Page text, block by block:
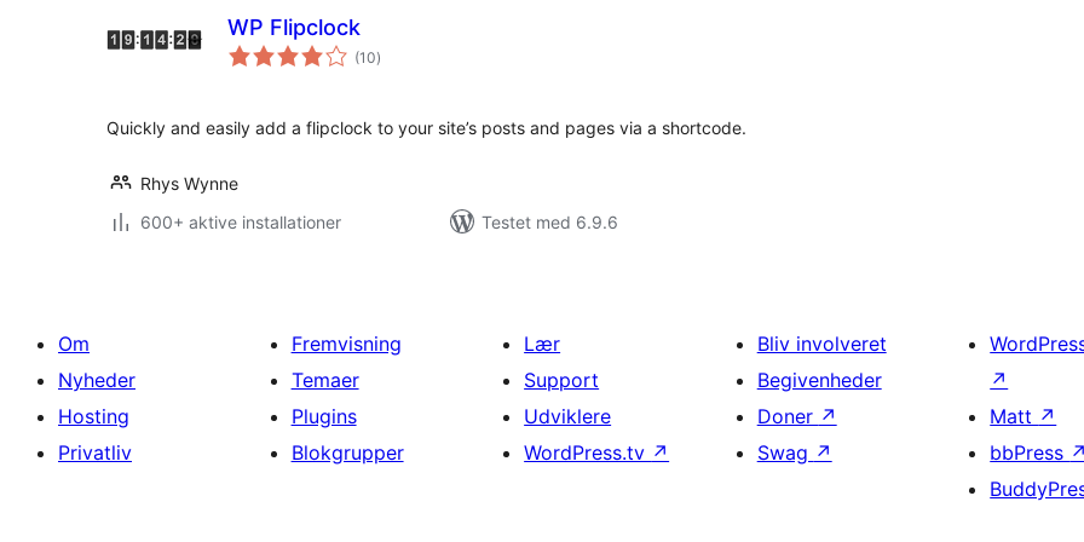
WP Flipclock
(10totale
bedømmelser
)
Quickly and easily add a flipclock to your site’s posts and pages via a shortcode.
Rhys Wynne
600+ aktive installationer
Testet med 6.9.6
Om
Nyheder
Hosting
Privatliv
Fremvisning
Temaer
Plugins
Blokgrupper
Lær
Support
Udviklere
WordPress.tv ↗
Bliv involveret
Begivenheder
Doner ↗
Swag ↗
↗
Matt ↗
bbPress ↗